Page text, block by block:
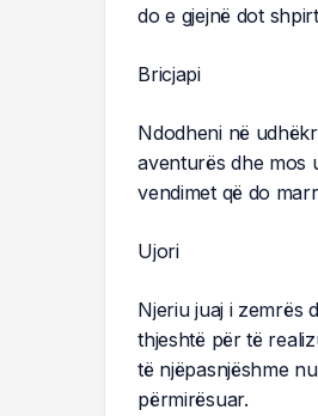
do e gjejnë dot
Bricjapi
Ndodheni në
aventurës dhe mos
vendimet që do
Ujori
Njeriu juaj i zemrës
thjeshtë për të
të njëpasnjëshme
përmirësuar.